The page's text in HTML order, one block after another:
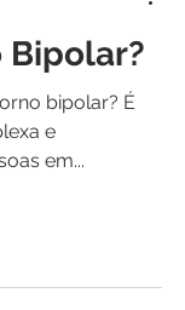
Bipolar?
bipolar? É
e
em...